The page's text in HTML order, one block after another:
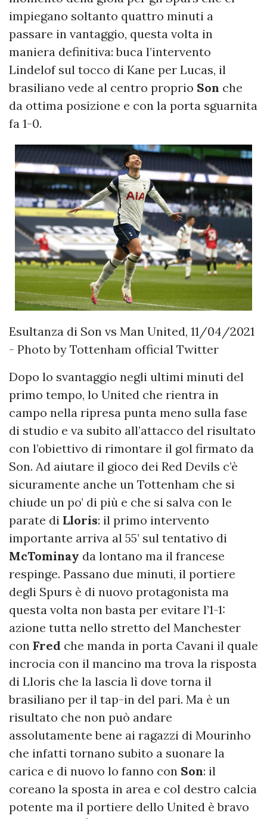
impiegano soltanto quattro minuti a
passare in vantaggio, questa volta in
maniera definitiva: buca l’intervento
Lindelof sul tocco di Kane per Lucas, il
brasiliano vede al centro proprio Son che
da ottima posizione e con la porta sguarnita
fa 1-0.
Esultanza di Son vs Man United, 11/04/2021
- Photo by Tottenham official Twitter
Dopo lo svantaggio negli ultimi minuti del
primo tempo, lo United che rientra in
campo nella ripresa punta meno sulla fase
di studio e va subito all’attacco del risultato
con l’obiettivo di rimontare il gol firmato da
Son. Ad aiutare il gioco dei Red Devils c’è
sicuramente anche un Tottenham che si
chiude un po’ di più e che si salva con le
parate di Lloris: il primo intervento
importante arriva al 55’ sul tentativo di
McTominay da lontano ma il francese
respinge. Passano due minuti, il portiere
degli Spurs è di nuovo protagonista ma
questa volta non basta per evitare l’1-1:
azione tutta nello stretto del Manchester
con Fred che manda in porta Cavani il quale
incrocia con il mancino ma trova la risposta
di Lloris che la lascia lì dove torna il
brasiliano per il tap-in del pari. Ma è un
risultato che non può andare
assolutamente bene ai ragazzi di Mourinho
che infatti tornano subito a suonare la
carica e di nuovo lo fanno con Son: il
coreano la sposta in area e col destro calcia
potente ma il portiere dello United è bravo